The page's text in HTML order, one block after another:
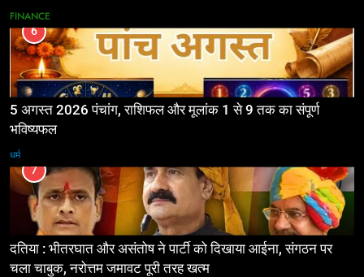
FINANCE
6
5 अगस्त 2026 पंचांग, राशिफल और मूलांक 1 से 9 तक का संपूर्ण
भविष्यफल
धर्म
7
दतिया : भीतरघात और असंतोष ने पार्टी को दिखाया आईना, संगठन पर
चला चाबुक, नरोत्तम जमावट पूरी तरह खत्म